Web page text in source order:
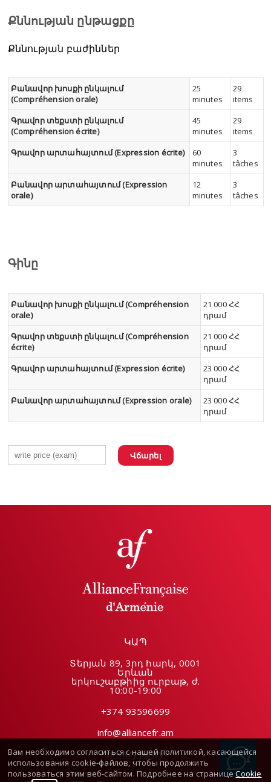
Քննության ընթացքը
Քննության բաժիններ
Բանավոր խոսքի ընկալում
(Compréhension orale)
25
minutes
29
items
Գրավոր տեքստի ընկալում
(Compréhension écrite)
45
minutes
29
items
Գրավոր արտահայտում (Expression écrite)
60
minutes
3
tâches
Բանավոր արտահայտում (Expression
orale)
12
minutes
3
tâches
Գինը
Բանավոր խոսքի ընկալում (Compréhension
orale)
21 000 ՀՀ
դրամ
Գրավոր տեքստի ընկալում (Compréhension
écrite)
21 000 ՀՀ
դրամ
Գրավոր արտահայտում (Expression écrite)
23 000 ՀՀ
դրամ
Բանավոր արտահայտում (Expression orale)
23 000 ՀՀ
դրամ
Վճարել
ԿԱՊ
Տերյան 89, 3րդ հարկ, 0001
Երևան
երկուշաբթիից ուրբաթ, ժ.
10:00-19:00
+374 93596699
info@alliancefr.am
privacy policy
Вам необходимо согласиться с нашей политикой, касающейся
использования cookie-файлов, чтобы продолжить
пользоваться этим веб-сайтом. Подробнее на страницеCookie